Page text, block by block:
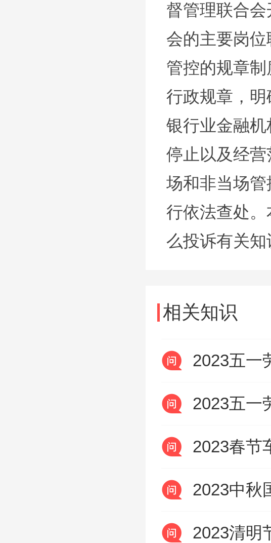
督管理联合
会的主要岗
管控的规章
行政规章，
银行业金融机
停止以及经
场和非当场
行依法查处
么投诉有关知
相关知识
2023五一
2023五一
2023春节
2023清明